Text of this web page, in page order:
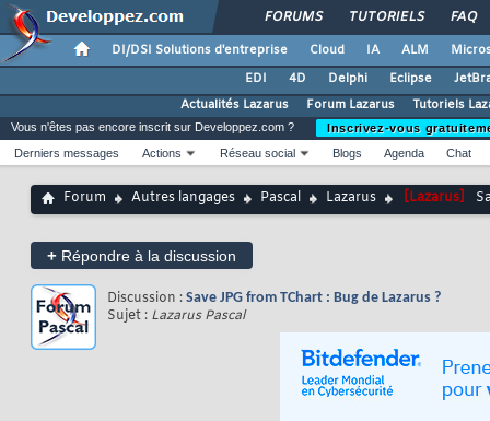
FORUMS TUTORIELS FAQ
DI/DSI Solutions d'entreprise Cloud IA ALM
EDI
4D Delphi Eclipse
Actualités Lazarus
Forum Lazarus Tutoriels
Vous n'êtes pas encore inscrit sur Developpez.com ?
Inscrivez-vous
Derniers messages
Actions Réseau social Blogs Agenda Chat
Forum Autres langages Pascal Lazarus [Lazarus]
+ Répondre à la discussion
Discussion : Save JPG from TChart : Bug de Lazarus ?
Sujet : Lazarus Pascal